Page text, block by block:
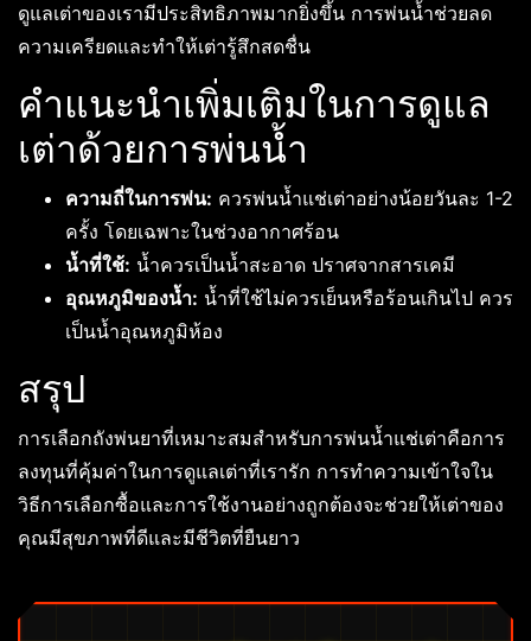
ดูแลเต่าของเรามีประสิทธิภาพมากยิ่งขึ้น การพ่นน้ำช่วยลด
ความเครียดและทำให้เต่ารู้สึกสดชื่น
คำแนะนำเพิ่มเติมในการดูแล
เต่าด้วยการพ่นน้ำ
ความถี่ในการพ่น: ควรพ่นน้ำแช่เต่าอย่างน้อยวันละ 1-2
ครั้ง โดยเฉพาะในช่วงอากาศร้อน
น้ำที่ใช้: น้ำควรเป็นน้ำสะอาด ปราศจากสารเคมี
อุณหภูมิของน้ำ: น้ำที่ใช้ไม่ควรเย็นหรือร้อนเกินไป ควร
เป็นน้ำอุณหภูมิห้อง
สรุป
การเลือกถังพ่นยาที่เหมาะสมสำหรับการพ่นน้ำแช่เต่าคือการ
ลงทุนที่คุ้มค่าในการดูแลเต่าที่เรารัก การทำความเข้าใจใน
วิธีการเลือกซื้อและการใช้งานอย่างถูกต้องจะช่วยให้เต่าของ
คุณมีสุขภาพที่ดีและมีชีวิตที่ยืนยาว